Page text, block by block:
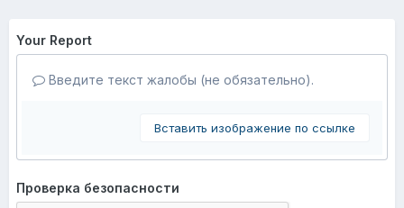
Your Report
Введите текст жалобы (не обязательно).
Вставить изображение по ссылке
Проверка безопасности